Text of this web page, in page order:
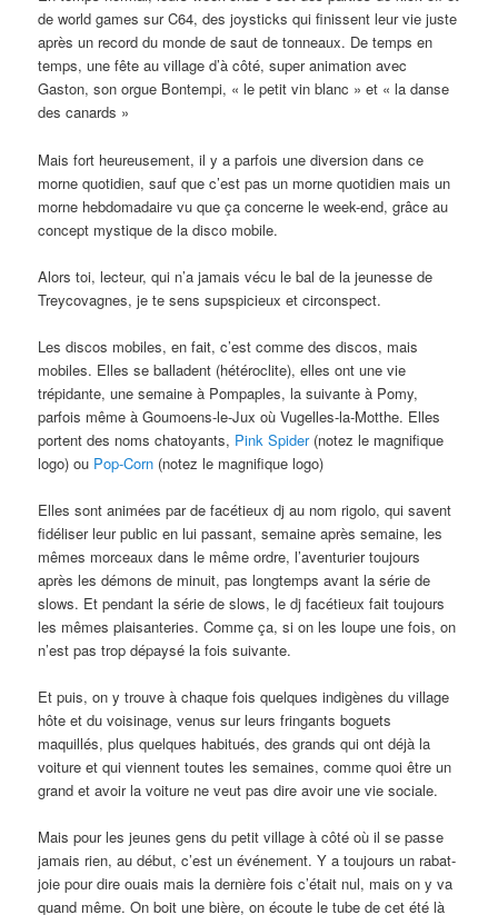
de world games sur C64, des joysticks qui finissent leur vie juste
après un record du monde de saut de tonneaux. De temps en
temps, une fête au village d’à côté, super animation avec
Gaston, son orgue Bontempi, « le petit vin blanc » et « la danse
des canards »
Mais fort heureusement, il y a parfois une diversion dans ce
morne quotidien, sauf que c’est pas un morne quotidien mais un
morne hebdomadaire vu que ça concerne le week-end, grâce au
concept mystique de la disco mobile.
Alors toi, lecteur, qui n’a jamais vécu le bal de la jeunesse de
Treycovagnes, je te sens supspicieux et circonspect.
Les discos mobiles, en fait, c’est comme des discos, mais
mobiles. Elles se balladent (hétéroclite), elles ont une vie
trépidante, une semaine à Pompaples, la suivante à Pomy,
parfois même à Goumoens-le-Jux où Vugelles-la-Motthe. Elles
portent des noms chatoyants, Pink Spider(notez le magnifique
logo) ou Pop-Corn (notez le magnifique logo)
Elles sont animées par de facétieux dj au nom rigolo, qui savent
fidéliser leur public en lui passant, semaine après semaine, les
mêmes morceaux dans le même ordre, l’aventurier toujours
après les démons de minuit, pas longtemps avant la série de
slows. Et pendant la série de slows, le dj facétieux fait toujours
les mêmes plaisanteries. Comme ça, si on les loupe une fois, on
n’est pas trop dépaysé la fois suivante.
Et puis, on y trouve à chaque fois quelques indigènes du village
hôte et du voisinage, venus sur leurs fringants boguets
maquillés, plus quelques habitués, des grands qui ont déjà la
voiture et qui viennent toutes les semaines, comme quoi être un
grand et avoir la voiture ne veut pas dire avoir une vie sociale.
Mais pour les jeunes gens du petit village à côté où il se passe
jamais rien, au début, c’est un événement. Y a toujours un rabat-
joie pour dire ouais mais la dernière fois c’était nul, mais on y va
quand même. On boit une bière, on écoute le tube de cet été là